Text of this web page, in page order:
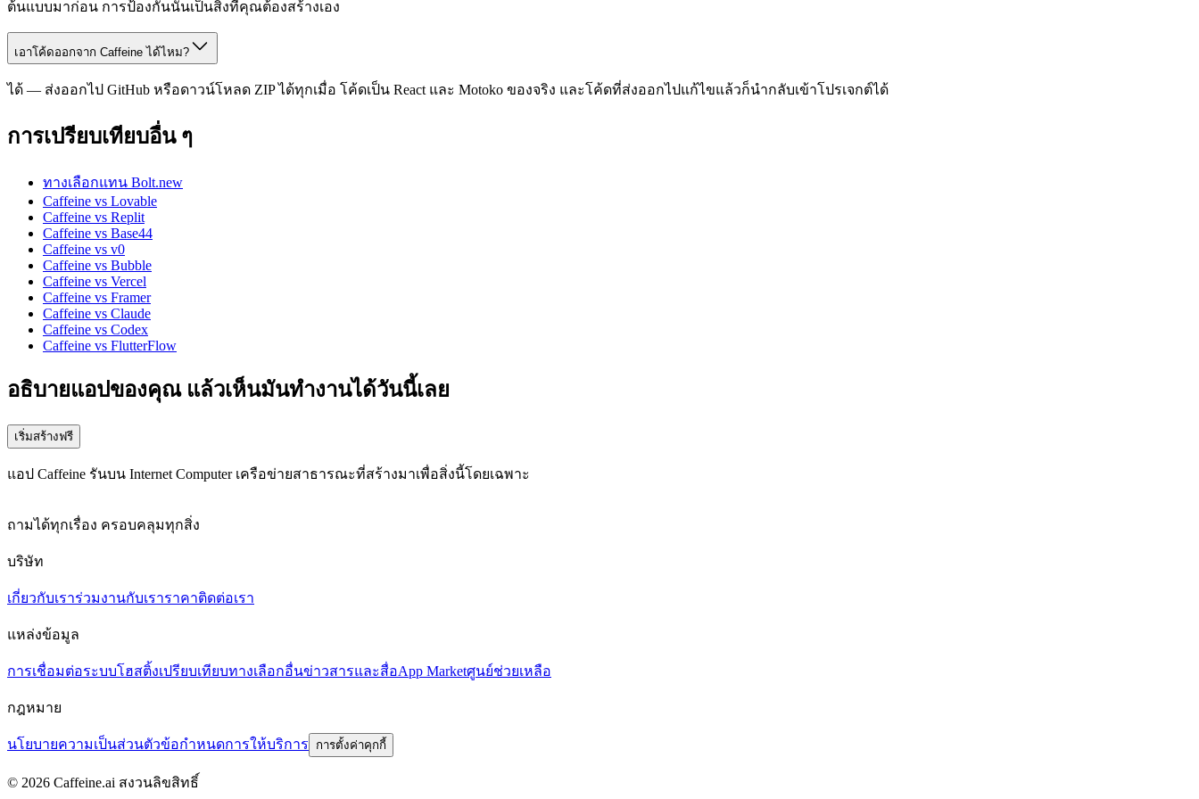
ต้นแบบมาก่อน การป้องกันนั้นเป็นสิ่งที่คุณต้องสร้างเอง
เอาโค้ดออกจาก Caffeine ได้ไหม?
ได้ — ส่งออกไป GitHub หรือดาวน์โหลด ZIP ได้ทุกเมื่อ โค้ดเป็น React และ Motoko ของจริง และโค้ดที่ส่งออกไปแก้ไขแล้วก็นำกลับเข้าโปรเจกต์ได้
การเปรียบเทียบอื่น ๆ
ทางเลือกแทน Bolt.new
Caffeine vs Lovable
Caffeine vs Replit
Caffeine vs Base44
Caffeine vs v0
Caffeine vs Bubble
Caffeine vs Vercel
Caffeine vs Framer
Caffeine vs Claude
Caffeine vs Codex
Caffeine vs FlutterFlow
อธิบายแอปของคุณ แล้วเห็นมันทำงานได้วันนี้เลย
เริ่มสร้างฟรี
แอป Caffeine รันบน Internet Computer เครือข่ายสาธารณะที่สร้างมาเพื่อสิ่งนี้โดยเฉพาะ
ถามได้ทุกเรื่อง ครอบคลุมทุกสิ่ง
บริษัท
เกี่ยวกับเราร่วมงานกับเราราคาติดต่อเรา
แหล่งข้อมูล
การเชื่อมต่อระบบโฮสติ้งเปรียบเทียบทางเลือกอื่นข่าวสารและสื่อApp Marketศูนย์ช่วยเหลือ
กฎหมาย
นโยบายความเป็นส่วนตัวข้อกำหนดการให้บริการ การตั้งค่าคุกกี้
© 2026 Caffeine.ai สงวนลิขสิทธิ์